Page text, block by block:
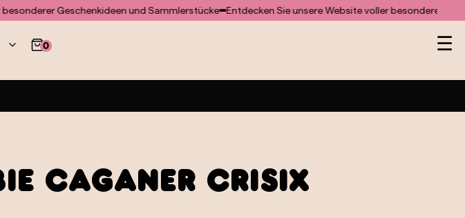
Geschenkideen und Sammlerstücke Entdecken Sie unsere Website voller besonderer
☰
0
Caganer CRISIX